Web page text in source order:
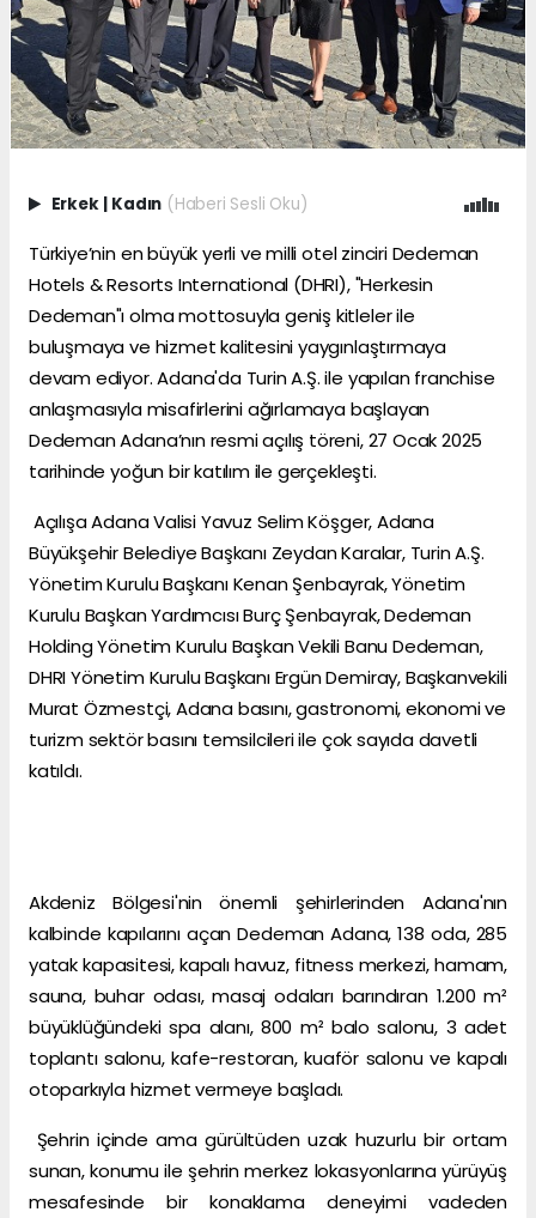
Erkek | Kadın (Haberi Sesli Oku)
Türkiye’nin en büyük yerli ve milli otel zinciri Dedeman
Hotels & Resorts International (DHRI), "Herkesin
Dedeman"ı olma mottosuyla geniş kitleler ile
buluşmaya ve hizmet kalitesini yaygınlaştırmaya
devam ediyor. Adana'da Turin A.Ş. ile yapılan franchise
anlaşmasıyla misafirlerini ağırlamaya başlayan
Dedeman Adana’nın resmi açılış töreni, 27 Ocak 2025
tarihinde yoğun bir katılım ile gerçekleşti.
Açılışa Adana Valisi Yavuz Selim Köşger, Adana
Büyükşehir Belediye Başkanı Zeydan Karalar, Turin A.Ş.
Yönetim Kurulu Başkanı Kenan Şenbayrak, Yönetim
Kurulu Başkan Yardımcısı Burç Şenbayrak, Dedeman
Holding Yönetim Kurulu Başkan Vekili Banu Dedeman,
DHRI Yönetim Kurulu Başkanı Ergün Demiray, Başkanvekili
Murat Özmestçi, Adana basını, gastronomi, ekonomi ve
turizm sektör basını temsilcileri ile çok sayıda davetli
katıldı.
Akdeniz Bölgesi'nin önemli şehirlerinden Adana'nın
kalbinde kapılarını açan Dedeman Adana, 138 oda, 285
yatak kapasitesi, kapalı havuz, fitness merkezi, hamam,
sauna, buhar odası, masaj odaları barındıran 1.200 m²
büyüklüğündeki spa alanı, 800 m² balo salonu, 3 adet
toplantı salonu, kafe-restoran, kuaför salonu ve kapalı
otoparkıyla hizmet vermeye başladı.
Şehrin içinde ama gürültüden uzak huzurlu bir ortam
sunan, konumu ile şehrin merkez lokasyonlarına yürüyüş
mesafesinde bir konaklama deneyimi vadeden